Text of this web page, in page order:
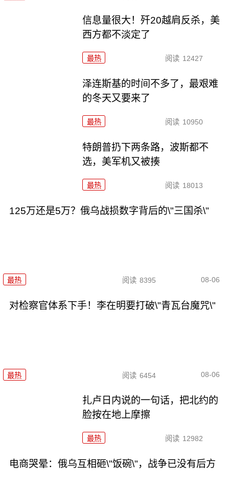
信息量很大！歼20越肩反杀，美
西方都不淡定了
最热 阅读 12427
泽连斯基的时间不多了，最艰难
的冬天又要来了
最热 阅读 10950
特朗普扔下两条路，波斯都不
选，美军机又被揍
最热 阅读 18013
125万还是5万？俄乌战损数字背后的\"三国杀\"
最热 阅读 8395 08-06
对检察官体系下手！李在明要打破\"青瓦台魔咒\"
最热 阅读 6454 08-06
扎卢日内说的一句话，把北约的
脸按在地上摩擦
最热 阅读 12982
电商哭晕：俄乌互相砸\"饭碗\"，战争已没有后方